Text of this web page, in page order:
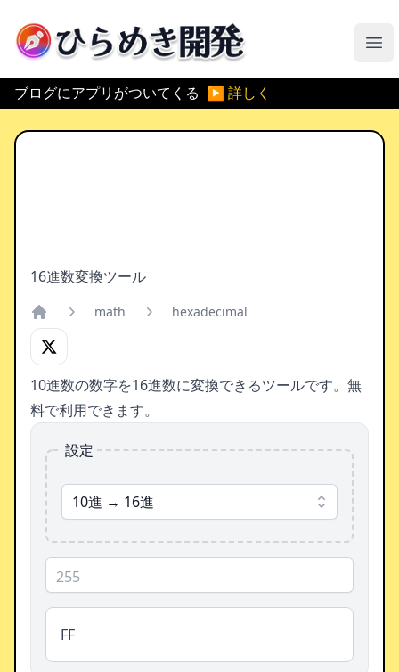
ひらめき開発
メ
ブログにアプリがついてくる ▶ 詳しく
16進数変換ツール
Home
math hexadecimal
10進数の数字を16進数に変換できるツールです。無
料で利用できます。
設定
10進 → 16進
FF